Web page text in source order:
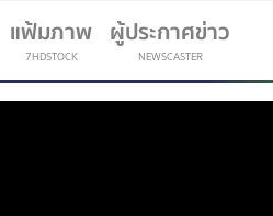
แฟ้มภาพ
7HDSTOCK
ผู้ประกาศข่าว
NEWSCASTER